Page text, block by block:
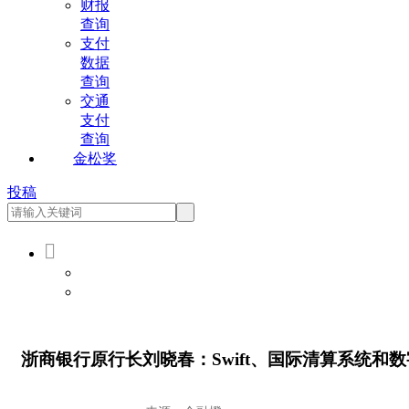
财报
查询
支付
数据
查询
交通
支付
查询
金松奖
投稿

浙商银行原行长刘晓春：Swift、国际清算系统和